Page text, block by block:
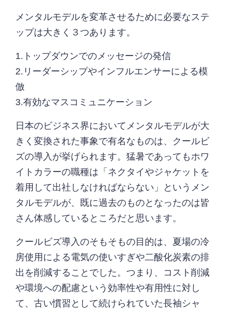
メンタルモデルを変革させるために必要なステ
ップは大きく３つあります。
1.トップダウンでのメッセージの発信
2.リーダーシップやインフルエンサーによる模
倣
3.有効なマスコミュニケーション
日本のビジネス界においてメンタルモデルが大
きく変換された事象で有名なものは、クールビ
ズの導入が挙げられます。猛暑であってもホワ
イトカラーの職種は「ネクタイやジャケットを
着用して出社しなければならない」というメン
タルモデルが、既に過去のものとなったのは皆
さん体感しているところだと思います。
クールビズ導入のそもそもの目的は、夏場の冷
房使用による電気の使いすぎや二酸化炭素の排
出を削減することでした。つまり、コスト削減
や環境への配慮という効率性や有用性に対し
て、古い慣習として続けられていた長袖シャ